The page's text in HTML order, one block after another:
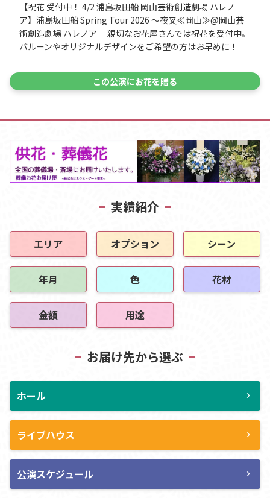
【祝花 受付中！ 4/2 浦島坂田船 岡山芸術創造劇場 ハレノ
ア】浦島坂田船 Spring Tour 2026 ～夜叉≪岡山≫@岡山芸
術創造劇場 ハレノア 親切なお花屋さんでは祝花を受付中。
バルーンやオリジナルデザインをご希望の方はお早めに！
この公演にお花を贈る
実績紹介
エリア オプション シーン
年月 色 花材
金額 用途
お届け先から選ぶ
ホール chevron_right
ライブハウス chevron_right
公演スケジュール chevron_right